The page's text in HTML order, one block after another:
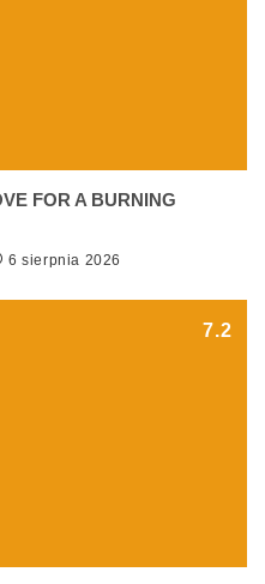
FOR A BURNING
6 sierpnia 2026
7.2